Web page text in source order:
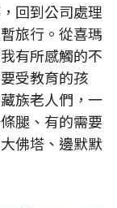
回到公司處理
旅行。從喜瑪
有所感觸的不
受教育的孩
族老人們，一
腿、有的需要
佛塔、邊默默